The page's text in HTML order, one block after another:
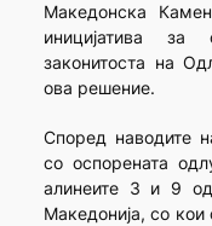
Македонска
иницијатива
законитоста на
ова решение.
Според наводите
со оспорената
алинеите 3 и 9
Македонија, со